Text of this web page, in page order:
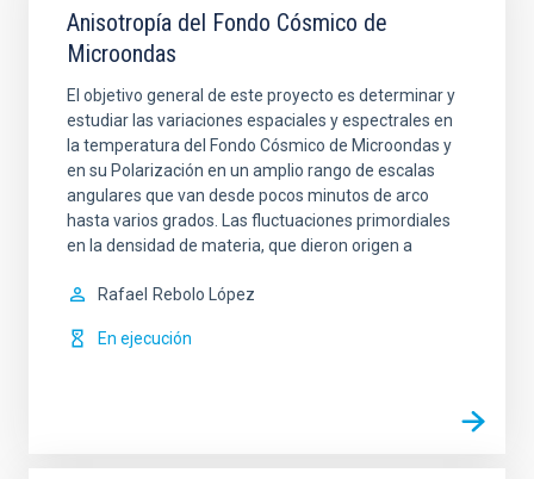
Anisotropía del Fondo Cósmico de
Microondas
El objetivo general de este proyecto es determinar y
estudiar las variaciones espaciales y espectrales en
la temperatura del Fondo Cósmico de Microondas y
en su Polarización en un amplio rango de escalas
angulares que van desde pocos minutos de arco
hasta varios grados. Las fluctuaciones primordiales
en la densidad de materia, que dieron origen a
Rafael Rebolo López
En ejecución